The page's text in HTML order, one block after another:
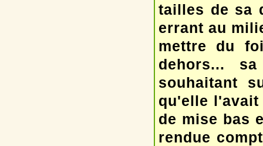
tailles de sa
errant au
mettre du
dehors...
souhaitant
qu'elle l'avait
de mise bas
rendue